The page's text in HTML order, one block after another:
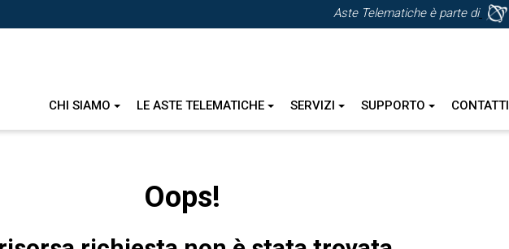
Aste Telematiche è parte di
CHI SIAMO LE ASTE TELEMATICHE SERVIZI SUPPORTO CONTATTI
Oops!